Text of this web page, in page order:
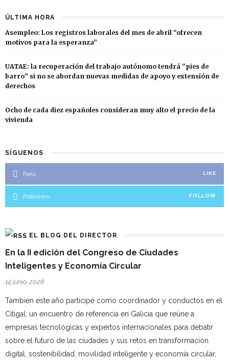
ÚLTIMA HORA
Asempleo: Los registros laborales del mes de abril “ofrecen
motivos para la esperanza”
UATAE: la recuperación del trabajo autónomo tendrá “pies de
barro” si no se abordan nuevas medidas de apoyo y extensión de
derechos
Ocho de cada diez españoles consideran muy alto el precio de la
vivienda
SÍGUENOS
Fans LIKE
Followers FOLLOW
EL BLOG DEL DIRECTOR
En la II edición del Congreso de Ciudades
Inteligentes y Economía Circular
14 junio, 2026
Tambien este año participé como coordinador y conductos en el
Citigal; un encuentro de referencia en Galicia que reúne a
empresas tecnológicas y expertos internacionales para debatir
sobre el futuro de las ciudades y sus retos en transformación
digital, sostenibilidad, movilidad inteligente y economía circular,